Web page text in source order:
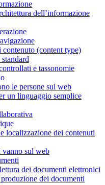
dell’informazione
(content type)
e tassonomie
le persone sul web
un linguaggio semplice
localizzazione dei contenuti
vanno sul web
dei documenti elettronici
dei documenti